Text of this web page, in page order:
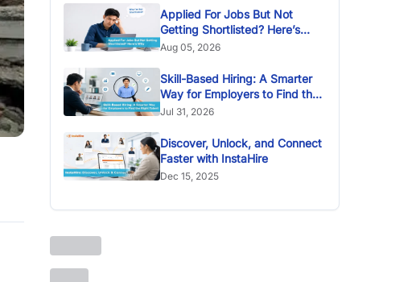
Applied For Jobs But Not
Getting Shortlisted? Here’s
Why
Aug 05, 2026
Skill-Based Hiring: A Smarter
Way for Employers to Find the
Right Talent
Jul 31, 2026
Discover, Unlock, and Connect
Faster with InstaHire
Dec 15, 2025